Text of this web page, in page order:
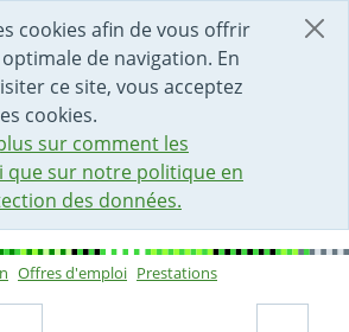
cookies afin de vous offrir
de navigation. En
ce site, vous acceptez
cookies.
sur comment les
que sur notre politique en
des données.
DE LA PAGE
DE RECHERCHE
CONTACT
Offres d'emploi Prestations